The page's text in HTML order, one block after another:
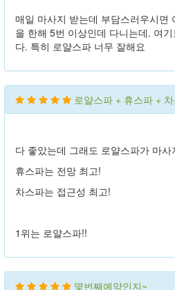
매일 마사지 받는데 부담스러우시면
을 한해 5번 이상인데 다니는데. 여
다. 특히 로얄스파 너무 잘해요
로얄스파 + 휴스파 +
다 좋았는데 그래도 로얄스파가 마사
휴스파는 전망 최고!
차스파는 접근성 최고!
1위는 로얄스파!!
몇번째예약인지~